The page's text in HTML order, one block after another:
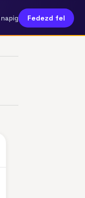
napig Fedezd fel